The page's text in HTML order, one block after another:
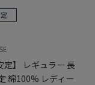
定】 レギュラー 長
綿100% レディー